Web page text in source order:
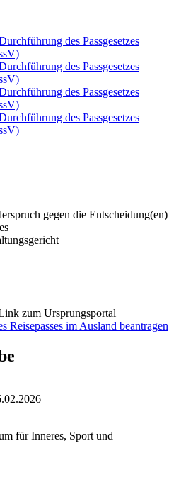
des Passgesetzes
des Passgesetzes
des Passgesetzes
des Passgesetzes
gegen die Entscheidung(en)
zum Ursprungsportal
Reisepasses im Ausland beantragen
für Inneres, Sport und